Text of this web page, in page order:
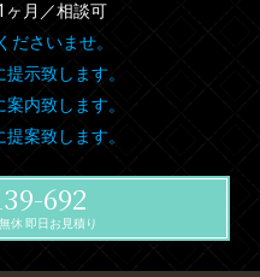
ヶ月／相談可
ださいませ。
示致します。
内致します。
案致します。
692
休 即日お見積り